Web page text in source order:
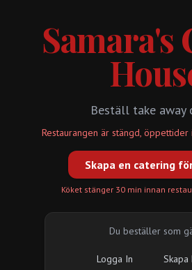
Samara's
Beställ take away
Restaurangen är stängd, öppettider
Skapa en catering
Köket stänger 30 min innan
Du beställer som
Logga In Skapa